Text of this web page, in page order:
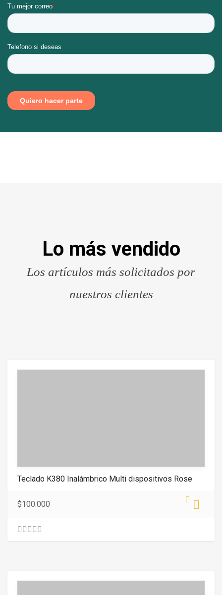
Lo más vendido
Los artículos más solicitados por
nuestros clientes
Teclado K380 Inalámbrico Multi dispositivos Rose
$100.000
u